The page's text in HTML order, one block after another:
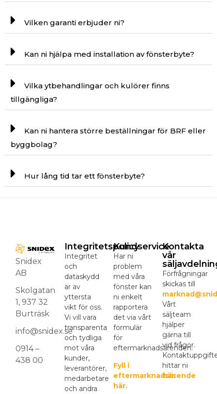
Vilken garanti erbjuder ni?
Kan ni hjälpa med installation av fönsterbyte?
Vilka ytbehandlingar och kulörer finns
tillgängliga?
Kan ni hantera större beställningar för BRF eller
byggbolag?
Hur lång tid tar ett fönsterbyte?
Snidex
AB
Skolgatan
1, 937 32
Burträsk
info@snidex.se
0914 –
438 00
Integritetspolicy
Integritet
och
dataskydd
är av
yttersta
vikt för oss.
Vi vill vara
transparenta
och tydliga
mot våra
kunder,
leverantörer,
medarbetare
och andra
Kundservice
Har ni
problem
med våra
fönster kan
ni enkelt
rapportera
det via vårt
formulär
för
eftermarknadsärenden.
Fyll i
eftermarknadsärende
här.
Kontakta
vår
Förfrågningar
skickas till
Vårt
säljteam
hjälper
gärna till
vid frågor.
hittar ni
här.